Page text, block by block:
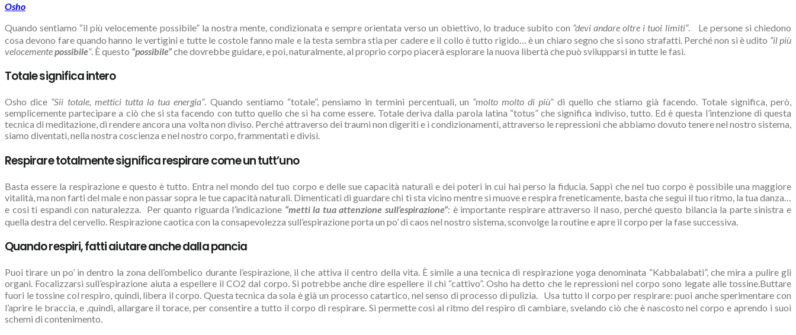
Osho
Quando sentiamo “il più velocemente possibile” la nostra mente, condizionata e sempre orientata verso un obiettivo, lo traduce subito con “devi andare oltre i tuoi limiti”. Le persone si chiedono
cosa devono fare quando hanno le vertigini e tutte le costole fanno male e la testa sembra stia per cadere e il collo è tutto rigido… è un chiaro segno che si sono strafatti. Perché non si è udito “il più
velocementepossibile“. È questo “possibile”che dovrebbe guidare, e poi, naturalmente, al proprio corpo piacerà esplorare la nuova libertà che può svilupparsi in tutte le fasi.
Totale significa intero
Osho dice “Sii totale, mettici tutta la tua energia”. Quando sentiamo “totale”, pensiamo in termini percentuali, un “molto molto di più”di quello che stiamo già facendo. Totale significa, però,
semplicemente partecipare a ciò che si sta facendo con tutto quello che si ha come essere. Totale deriva dalla parola latina “totus” che significa indiviso, tutto. Ed è questa l’intenzione di questa
tecnica di meditazione, di rendere ancora una volta non diviso. Perché attraverso dei traumi non digeriti e i condizionamenti, attraverso le repressioni che abbiamo dovuto tenere nel nostro sistema,
siamo diventati, nella nostra coscienza e nel nostro corpo, frammentati e divisi.
Respirare totalmente significa respirare come un tutt’uno
Basta essere la respirazione e questo è tutto. Entra nel mondo del tuo corpo e delle sue capacità naturali e dei poteri in cui hai perso la fiducia. Sappi che nel tuo corpo è possibile una maggiore
vitalità, ma non farti del male e non passar sopra le tue capacità naturali. Dimenticati di guardare chi ti sta vicino mentre si muove e respira freneticamente, basta che segui il tuo ritmo, la tua danza…
e così ti espandi con naturalezza. Per quanto riguarda l’indicazione “metti la tua attenzione sull’espirazione”: è importante respirare attraverso il naso, perché questo bilancia la parte sinistra e
quella destra del cervello. Respirazione caotica con la consapevolezza sull’espirazione porta un po’ di caos nel nostro sistema, sconvolge la routine e apre il corpo per la fase successiva.
Quando respiri, fatti aiutare anche dalla pancia
Puoi tirare un po’ in dentro la zona dell’ombelico durante l’espirazione, il che attiva il centro della vita. È simile a una tecnica di respirazione yoga denominata “Kabbalabati”, che mira a pulire gli
organi. Focalizzarsi sull’espirazione aiuta a espellere il CO2 dal corpo. Si potrebbe anche dire espellere il chi “cattivo”. Osho ha detto che le repressioni nel corpo sono legate alle tossine.Buttare
fuori le tossine col respiro, quindi, libera il corpo. Questa tecnica da sola è già un processo catartico, nel senso di processo di pulizia. Usa tutto il corpo per respirare: puoi anche sperimentare con
l’aprire le braccia, e ,quindi, allargare il torace, per consentire a tutto il corpo di respirare. Si permette cosi al ritmo del respiro di cambiare, svelando ciò che è nascosto nel corpo e aprendo i suoi
schemi di contenimento.